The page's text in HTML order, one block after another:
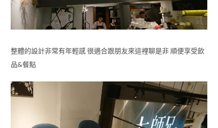
整體的設計非常有年輕感 很適合跟朋友來這裡聊是非 順便享受飲
品&餐點